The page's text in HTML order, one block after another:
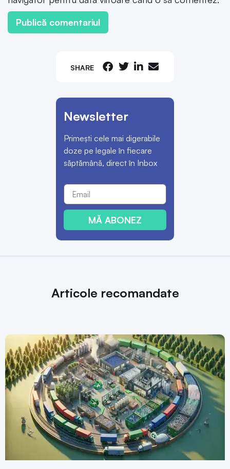
SHARE
Newsletter
Primești cele mai digerabile
doze pe legale în fiecare
săptămână, direct în Inbox
MĂ ABONEZ
Articole recomandate